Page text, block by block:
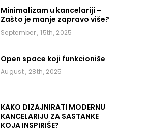
Minimalizam u kancelariji –
Zašto je manje zapravo više?
September , 15th, 2025
Open space koji funkcioniše
August , 28th, 2025
KAKO DIZAJNIRATI MODERNU
KANCELARIJU ZA SASTANKE
KOJA INSPIRIŠE?